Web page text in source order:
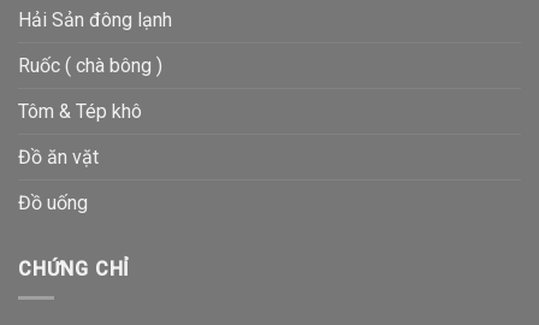
Hải Sản đông lạnh
Ruốc ( chà bông )
Tôm & Tép khô
Đồ ăn vặt
Đồ uống
CHỨNG CHỈ